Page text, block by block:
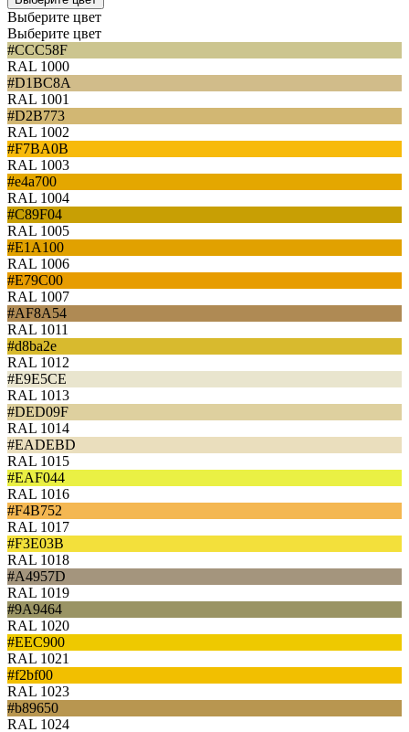
Выберите цвет
Выберите цвет
#CCC58F
RAL 1000
#D1BC8A
RAL 1001
#D2B773
RAL 1002
#F7BA0B
RAL 1003
#e4a700
RAL 1004
#C89F04
RAL 1005
#E1A100
RAL 1006
#E79C00
RAL 1007
#AF8A54
RAL 1011
#d8ba2e
RAL 1012
#E9E5CE
RAL 1013
#DED09F
RAL 1014
#EADEBD
RAL 1015
#EAF044
RAL 1016
#F4B752
RAL 1017
#F3E03B
RAL 1018
#A4957D
RAL 1019
#9A9464
RAL 1020
#EEC900
RAL 1021
#f2bf00
RAL 1023
#b89650
RAL 1024